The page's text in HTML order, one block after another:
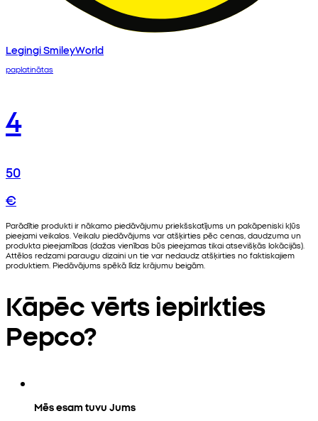
Legingi SmileyWorld
paplatinātas
4
50
€
Parādītie produkti ir nākamo piedāvājumu priekšskatījums un pakāpeniski kļūs
pieejami veikalos. Veikalu piedāvājums var atšķirties pēc cenas, daudzuma un
produkta pieejamības (dažas vienības būs pieejamas tikai atsevišķās lokācijās).
Attēlos redzami paraugu dizaini un tie var nedaudz atšķirties no faktiskajiem
produktiem. Piedāvājums spēkā līdz krājumu beigām.
Kāpēc vērts iepirkties
Pepco?
Mēs esam tuvu Jums